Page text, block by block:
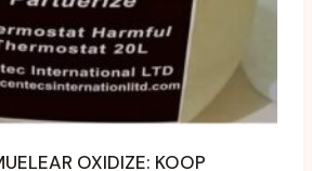
OXIDIZE: KOOP